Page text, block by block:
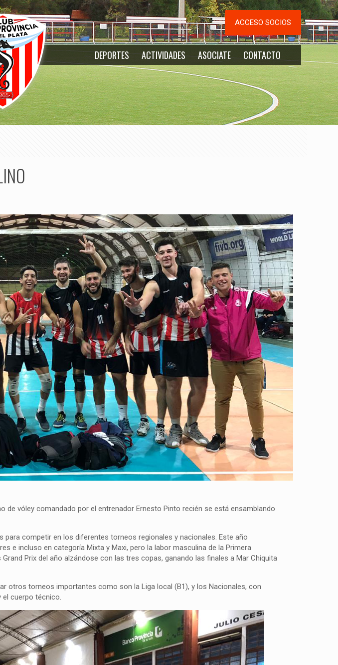
DEPORTES ACTIVIDADES ASOCIATE CONTACTO
ACCESO SOCIOS
de vóley comandado por el entrenador Ernesto Pinto recién se está ensamblando
para competir en los diferentes torneos regionales y nacionales. Este año
e incluso en categoría Mixta y Maxi, pero la labor masculina de la Primera
Prix del año alzándose con las tres copas, ganando las finales a Mar Chiquita
otros torneos importantes como son la Liga local (B1), y los Nacionales, con
cuerpo técnico.